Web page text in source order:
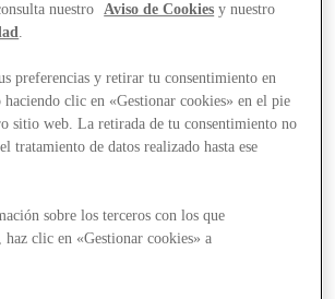
nuestro
Aviso de Cookies y nuestro
.
preferencias y retirar tu consentimiento en
clic en «Gestionar cookies» en el pie
sitio web. La retirada de tu consentimiento no
tratamiento de datos realizado hasta ese
sobre los terceros con los que
haz clic en «Gestionar cookies» a